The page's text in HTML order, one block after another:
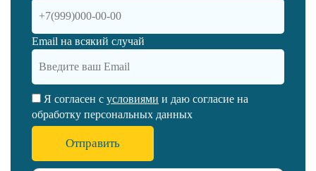
Email на всякий случай
Я согласен с условиями и даю согласие на
обработку персональных данных
Отправить